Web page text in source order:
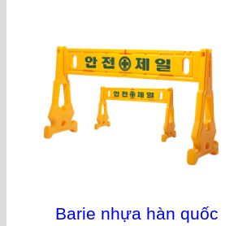
Barie nhựa hàn quốc